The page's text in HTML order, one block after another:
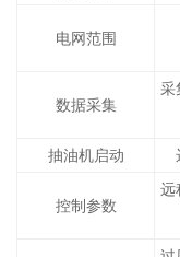
电网范围
数据采集
采
抽油机启动
控制参数
远